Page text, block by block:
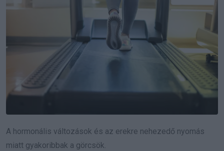
A hormonális változások és az erekre nehezedő nyomás
miatt gyakoribbak a görcsök.